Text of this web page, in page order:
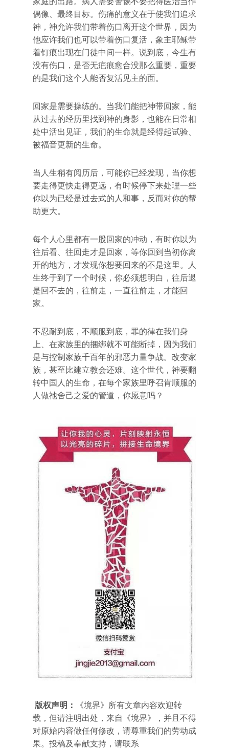
偶像、最终目标。伤痛的意义在于使我们追求
神，神允许我们带着伤口离开这个世界，因为
他应许我们也可以带着伤口复活，象主耶稣带
着钉痕出现在门徒中间一样。说到底，今生有
没有伤口，是否无疤痕愈合没那么重要，重要
的是我们这个人能否复活见主的面。
回家是需要操练的。当我们能把神带回家，能
从过去的经历里找到神的身影，也能在日常相
处中活出见证，我们的生命就是经得起试验、
被福音更新的生命。
当人生稍有阅历后，可能你已经发现，当你想
要走得更快走得更远，有时候停下来处理一些
你以为已经是过去式的人和事，反而对你的帮
助更大。
每个人心里都有一股回家的冲动，有时你以为
往后看、往回走才是回家，等你回到当初你离
开的地方，才发现你想要回来的不是这里。人
生终于到了一个时候，你必须想明白，往后退
是回不去的，往前走，一直往前走，才能回
家。
不忍耐到底，不顺服到底，罪的律在我们身
上、在家族里的捆绑就不可能断掉，因为我们
是与控制家族千百年的邪恶力量争战。改变家
族，甚至比建立教会还难。这个世代，神要翻
转中国人的生命，在每个家族里呼召肯顺服的
人做祂舍己之爱的管道，你愿意吗？
版权声明：
《境界》所有文章内容欢迎转
载，但请注明出处，来自《境界》，并且不得
对原始内容做任何修改，请尊重我们的劳动成
果。投稿及奉献支持，请联系